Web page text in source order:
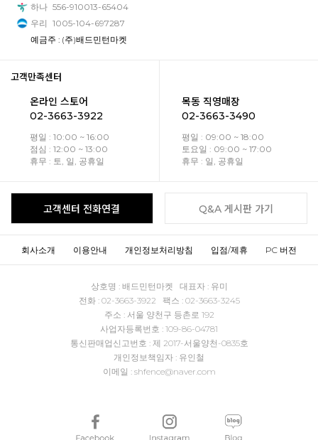
하나 556-910013-65404
우리 1005-104-697287
예금주 : (주)배드민턴마켓
고객만족센터
온라인 스토어
02-3663-3922
평일 : 10:00 ~ 16:00
점심 : 12:00 ~ 13:00
휴무 : 토, 일, 공휴일
목동 직영매장
02-3663-3490
평일 : 09:00 ~ 18:00
토요일 : 09:00 ~ 17:00
휴무 : 일, 공휴일
고객센터 전화연결 Q&A 게시판 가기
회사소개 이용안내 개인정보처리방침 입점/제휴 PC 버전
상호명 : 배드민턴마켓 대표자 : 유미
전화 : 02-3663-3922 팩스 : 02-3663-3245
주소 : 서울 양천구 등촌로 192
사업자등록번호 : 109-86-04781
통신판매업신고번호 : 제 2017-서울양천-0835호
개인정보책임자 : 유인철
이메일 : shfence@naver.com